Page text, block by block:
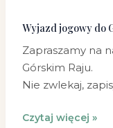
Wyjazd jogowy do
Zapraszamy na
Górskim Raju.
Nie zwlekaj,
Czytaj więcej »